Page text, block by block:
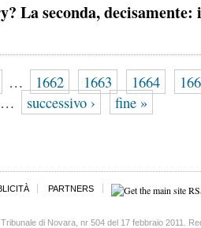
La seconda, decisamente:
… 1662 1663 1664
… successivo › fine »
PARTNERS
di Novara, nr 504 del 17 febbraio 2011.